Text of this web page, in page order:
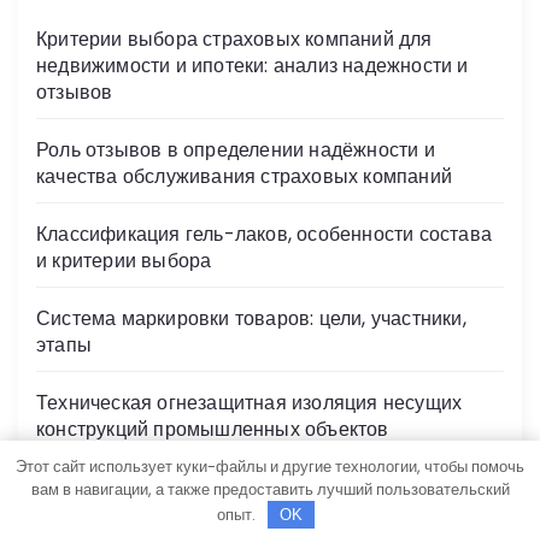
Критерии выбора страховых компаний для
недвижимости и ипотеки: анализ надежности и
отзывов
Роль отзывов в определении надёжности и
качества обслуживания страховых компаний
Классификация гель-лаков, особенности состава
и критерии выбора
Система маркировки товаров: цели, участники,
этапы
Техническая огнезащитная изоляция несущих
конструкций промышленных объектов
Этот сайт использует куки-файлы и другие технологии, чтобы помочь
вам в навигации, а также предоставить лучший пользовательский
опыт.
OK